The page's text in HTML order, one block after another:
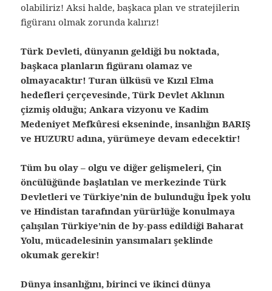
olabiliriz! Aksi halde, başkaca plan ve stratejilerin
figüranı olmak zorunda kalırız!
Türk Devleti, dünyanın geldiği bu noktada,
başkaca planların figüranı olamaz ve
olmayacaktır! Turan ülküsü ve Kızıl Elma
hedefleri çerçevesinde, Türk Devlet Aklının
çizmiş olduğu; Ankara vizyonu ve Kadim
Medeniyet Mefkûresi ekseninde, insanlığın BARIŞ
ve HUZURU adına, yürümeye devam edecektir!
Tüm bu olay – olgu ve diğer gelişmeleri, Çin
öncülüğünde başlatılan ve merkezinde Türk
Devletleri ve Türkiye’nin de bulunduğu İpek yolu
ve Hindistan tarafından yürürlüğe konulmaya
çalışılan Türkiye’nin de by-pass edildiği Baharat
Yolu, mücadelesinin yansımaları şeklinde
okumak gerekir!
Dünya insanlığını, birinci ve ikinci dünya